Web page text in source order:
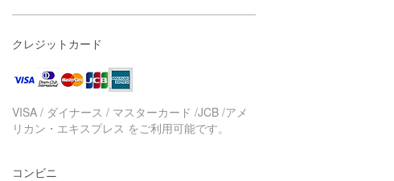
クレジットカード
VISA / ダイナース / マスターカード /JCB /アメ
リカン・エキスプレス をご利用可能です。
コンビニ